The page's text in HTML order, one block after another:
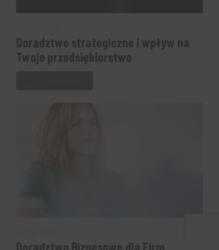
Doradztwo strategiczne i wpływ na
Twoje przedsiębiorstwo
Doradztwo Biznesowe dla Firm